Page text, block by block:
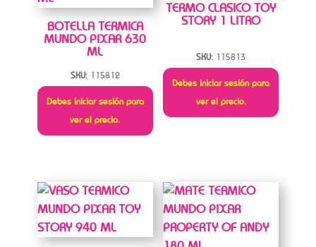
BOTELLA TERMICA
MUNDO PIXAR 630
ML
SKU: 115812
Debes iniciar sesión para
ver el precio.
TERMO CLASICO TOY
STORY 1 LITRO
SKU: 115813
Debes iniciar sesión para
ver el precio.